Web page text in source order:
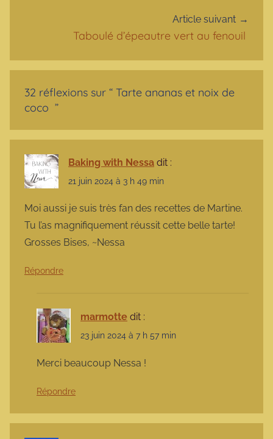
Article suivant
Taboulé d’épeautre vert au fenouil
32 réflexions sur “ Tarte ananas et noix de
coco ”
Baking with Nessa dit :
21 juin 2024 à 3 h 49 min
Moi aussi je suis très fan des recettes de Martine.
Tu l’as magnifiquement réussit cette belle tarte!
Grosses Bises, ~Nessa
Répondre
marmotte dit :
23 juin 2024 à 7 h 57 min
Merci beaucoup Nessa !
Répondre